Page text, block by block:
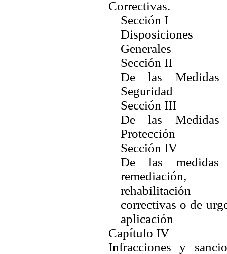
Correctivas.
Sección I
Disposiciones
Generales
Sección II
De las Medidas
Seguridad
Sección III
De las Medidas
Protección
Sección IV
De las medidas
remediación,
correctivas o de
aplicación
Capítulo IV
Infracciones y